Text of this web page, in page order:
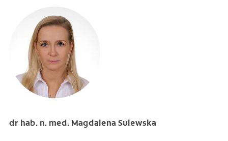
dr hab. n. med. Magdalena Sulewska